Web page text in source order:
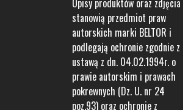
Opisy produktów oraz zdjęcia
stanowią przedmiot praw
autorskich marki BELTOR i
podlegają ochronie zgodnie z
ustawą z dn. 04.02.1994r. o
prawie autorskim i prawach
pokrewnych (Dz. U. nr 24
poz.93) oraz ochronie z